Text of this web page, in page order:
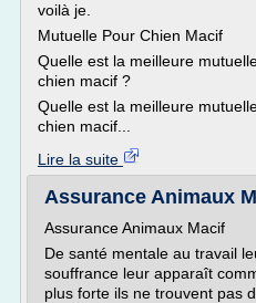
voilà je.
Mutuelle Pour Chien Macif
Quelle est la meilleure
chien macif ?
Quelle est la meilleure
chien macif...
Lire la suite
Assurance Animaux
Assurance Animaux Macif
De santé mentale au travail
souffrance leur apparaît
plus forte ils ne trouvent pas